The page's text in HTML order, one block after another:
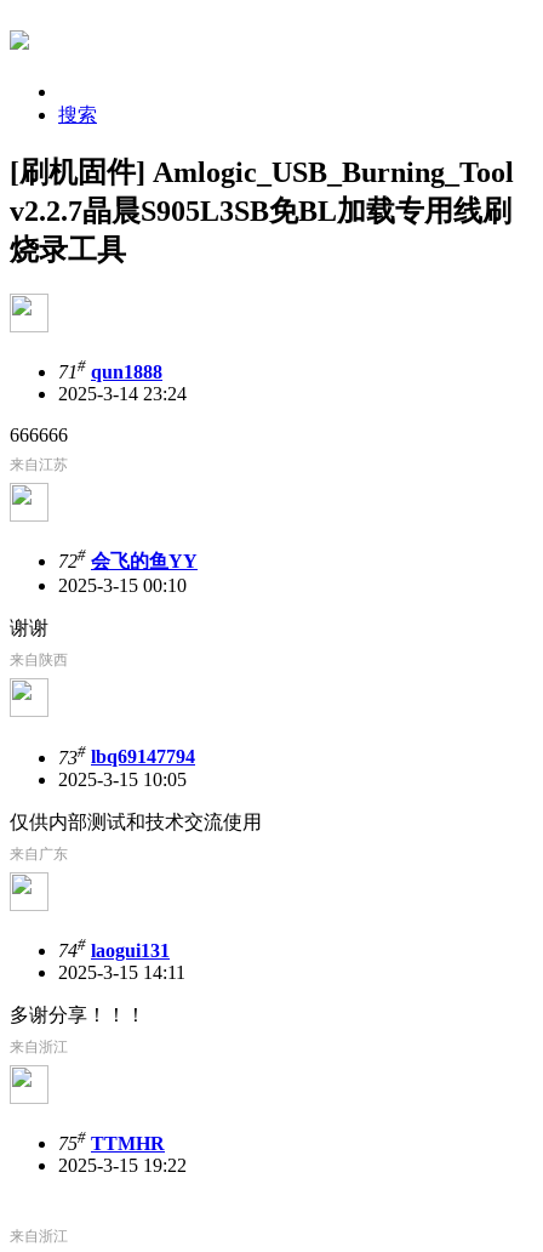
搜索
[刷机固件] Amlogic_USB_Burning_Tool
v2.2.7晶晨S905L3SB免BL加载专用线刷
烧录工具
71# qun1888
2025-3-14 23:24
666666
来自江苏
72# 会飞的鱼YY
2025-3-15 00:10
谢谢
来自陕西
73# lbq69147794
2025-3-15 10:05
仅供内部测试和技术交流使用
来自广东
74# laogui131
2025-3-15 14:11
多谢分享！！！
来自浙江
75# TTMHR
2025-3-15 19:22
来自浙江